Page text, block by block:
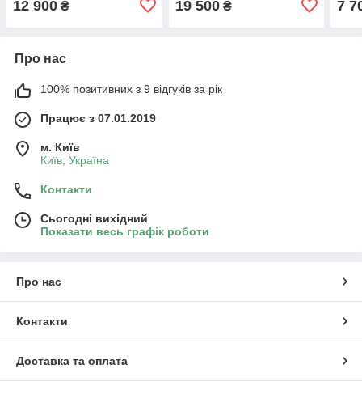
12 900 ₴ 19 500₴ 7
Про нас
100% позитивних з 9 відгуків за рік
Працює з 07.01.2019
м. Київ
Київ, Україна
Контакти
Сьогодні вихідний
Показати весь графік роботи
Про нас
Контакти
Доставка та оплата